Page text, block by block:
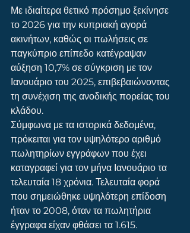
Με ιδιαίτερα θετικό πρόσημο ξεκίνησε
το 2026 για την κυπριακή αγορά
ακινήτων, καθώς οι πωλήσεις σε
παγκύπριο επίπεδο κατέγραψαν
αύξηση 10,7% σε σύγκριση με τον
Ιανουάριο του 2025, επιβεβαιώνοντας
τη συνέχιση της ανοδικής πορείας του
κλάδου.
Σύμφωνα με τα ιστορικά δεδομένα,
πρόκειται για τον υψηλότερο αριθμό
πωλητηρίων εγγράφων που έχει
καταγραφεί για τον μήνα Ιανουάριο τα
τελευταία 18 χρόνια. Τελευταία φορά
που σημειώθηκε υψηλότερη επίδοση
ήταν το 2008, όταν τα πωλητήρια
έγγραφα είχαν φθάσει τα 1.615.